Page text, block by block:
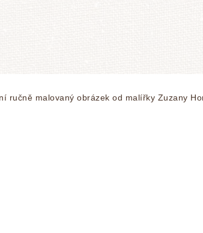
malovaný obrázek od malířky Zuzany